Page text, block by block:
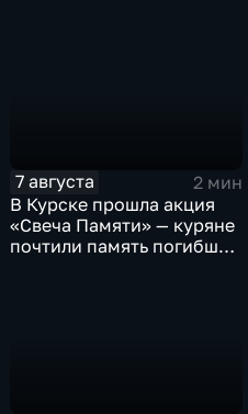
7 августа
2 мин
В Курске прошла акция
«Свеча Памяти» — куряне
почтили память погибших